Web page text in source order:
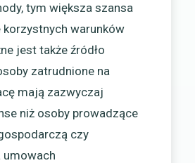
tym większa szansa
korzystnych warunków
jest także źródło
zatrudnione na
mają zazwyczaj
niż osoby prowadzące
czy
umowach